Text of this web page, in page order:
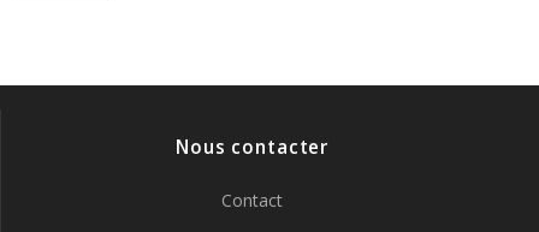
Nous contacter
Contact